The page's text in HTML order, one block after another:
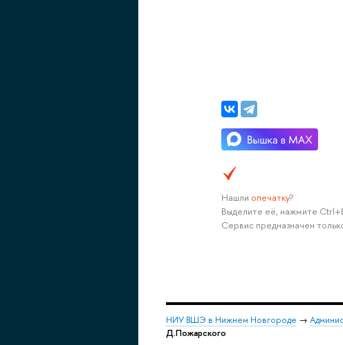
Нашли опечатку?
Выделите её, нажмите
Сервис предназначен
НИУ ВШЭ в Нижнем Новгороде →
Д.Пожарского